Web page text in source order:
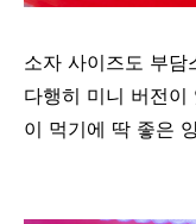
소자 사이즈도 부담
다행히 미니 버전이
이 먹기에 딱 좋은